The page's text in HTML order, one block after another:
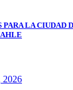
PARA LA CIUDAD
2026